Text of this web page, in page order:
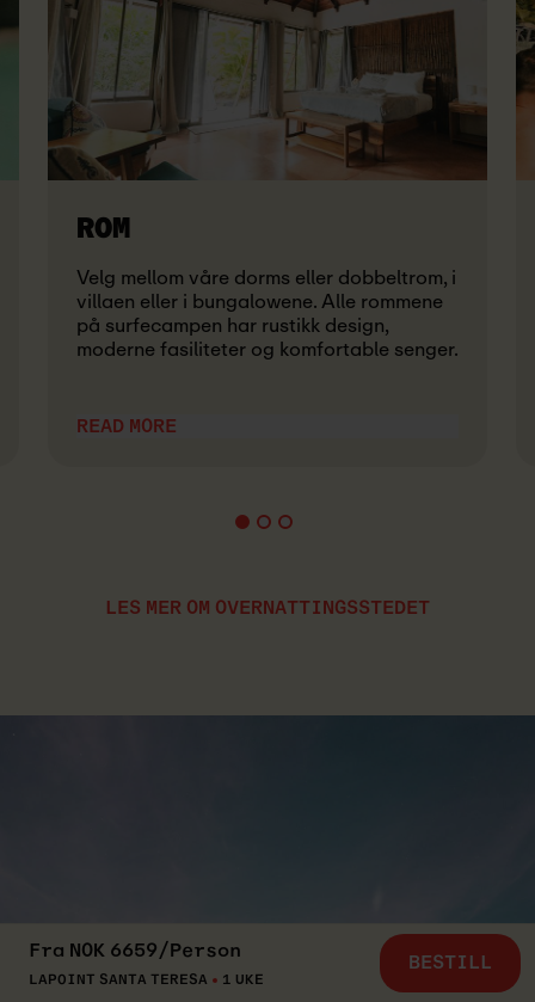
LAPOINT SANTA TERESA 1 UKE
Fra NOK 6659/ Person
BESTILL
ROM
Velg mellom våre dorms eller dobbeltrom, i
villaen eller i bungalowene. Alle rommene
på surfecampen har rustikk design,
moderne fasiliteter og komfortable senger.
READ MORE
LES MER OM OVERNATTINGSSTEDET